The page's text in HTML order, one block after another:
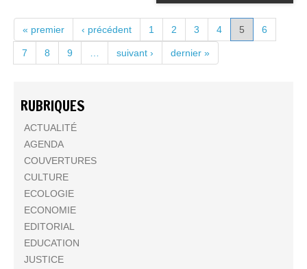
PAGES
« premier ‹ précédent 1 2 3 4 5 6
7 8 9 suivant › dernier »
RUBRIQUES
ACTUALITÉ
AGENDA
COUVERTURES
CULTURE
ECOLOGIE
ECONOMIE
EDITORIAL
EDUCATION
JUSTICE